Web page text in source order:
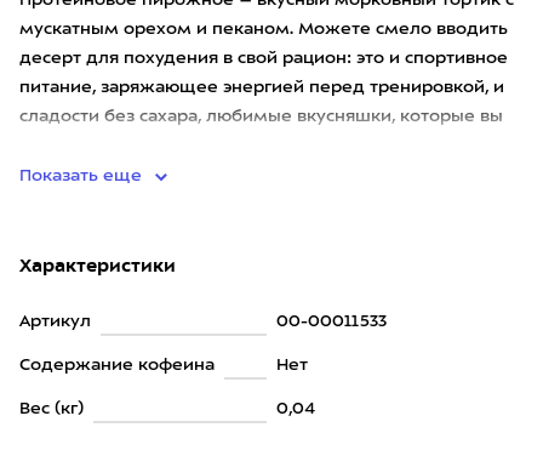
мускатным орехом и пеканом. Можете смело вводить
десерт для похудения в свой рацион: это и спортивное
питание, заряжающее энергией перед тренировкой, и
сладости без сахара, любимые вкусняшки, которые вы
Показать еще
Характеристики
Артикул 00-00011533
Содержание кофеина Нет
Вес (кг) 0,04